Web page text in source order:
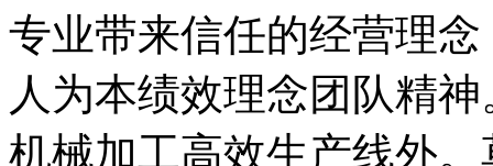
专业带来信任的经营理
人为本绩效理念团队精
机械加工高效生产线外